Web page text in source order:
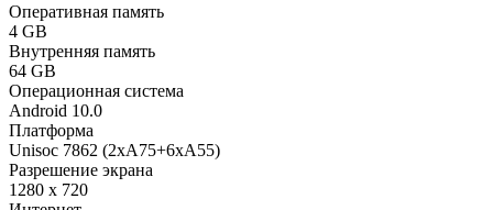
Оперативная память
4 GB
Внутренняя память
64 GB
Операционная система
Android 10.0
Платформа
Unisoc 7862 (2xA75+6xA55)
Разрешение экрана
1280 x 720